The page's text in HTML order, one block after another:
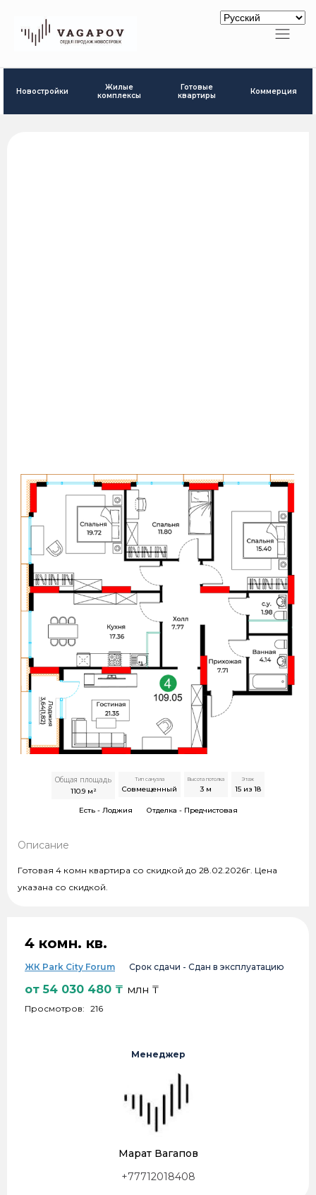
Новостройки
Жилые
комплексы
Готовые
квартиры
Коммерция
Общая площадь
110.9м²
Тип санузла
Совмещенный
Высота потолка
3 м
Этаж
15 из 18
Есть - Лоджия Отделка - Предчистовая
Описание
Готовая 4 комн квартира со скидкой до 28.02.2026г. Цена
указана со скидкой.
4 комн. кв.
ЖК Park City Forum Срок сдачи - Сдан в эксплуатацию
от54 030 480 ₸ млн ₸
Просмотров: 216
Менеджер
Марат Вагапов
+77712018408